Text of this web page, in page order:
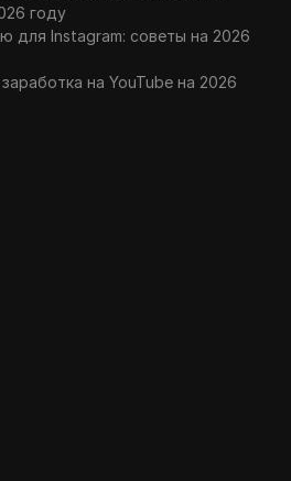
году
для Instagram: советы на 2026
на YouTube на 2026